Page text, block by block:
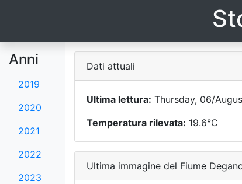
Anni
2019
2020
2021
2022
2023
Dati attuali
Ultima lettura: Thursday, 06/
Temperatura rilevata: 19.6°C
Ultima immagine del Fiume